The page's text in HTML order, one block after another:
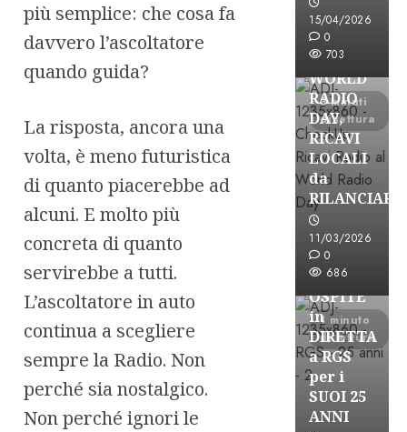
più semplice: che cosa fa
davvero l’ascoltatore
quando guida?
La risposta, ancora una
volta, è meno futuristica
di quanto piacerebbe ad
alcuni. E molto più
concreta di quanto
servirebbe a tutti.
L’ascoltatore in auto
continua a scegliere
sempre la Radio. Non
perché sia nostalgico.
Non perché ignori le
15/04/2026
0
703
3 minuti
di lettura
Astorri News
FREE
WORLD
RADIO
DAY,
RICAVI
LOCALI
da
RILANCIARE
11/03/2026
0
686
1 minuto
di lettura
Astorri News
FREE
ASTORRI
OSPITE
in
DIRETTA
a RGS
per i
SUOI 25
ANNI